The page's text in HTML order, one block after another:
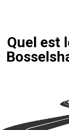
Quel est